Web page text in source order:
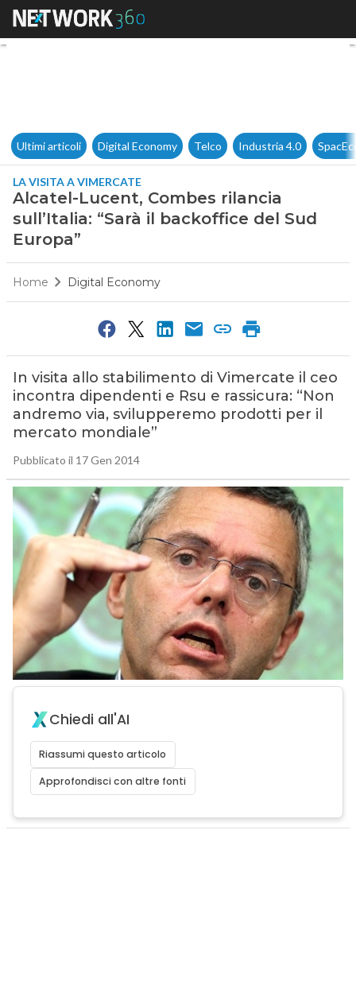
Alcatel-Lucent, Combes
Ultimi articoli Digital Economy Telco Industria 4.0
LA VISITA A VIMERCATE
Alcatel-Lucent, Combes rilancia
sull’Italia: “Sarà il backoffice del Sud
Europa”
Home Digital Economy
In visita allo stabilimento di Vimercate il ceo
incontra dipendenti e Rsu e rassicura: “Non
andremo via, svilupperemo prodotti per il
mercato mondiale”
Pubblicato il 17 Gen 2014
Chiedi all'AI
Riassumi questo articolo
Approfondisci con altre fonti